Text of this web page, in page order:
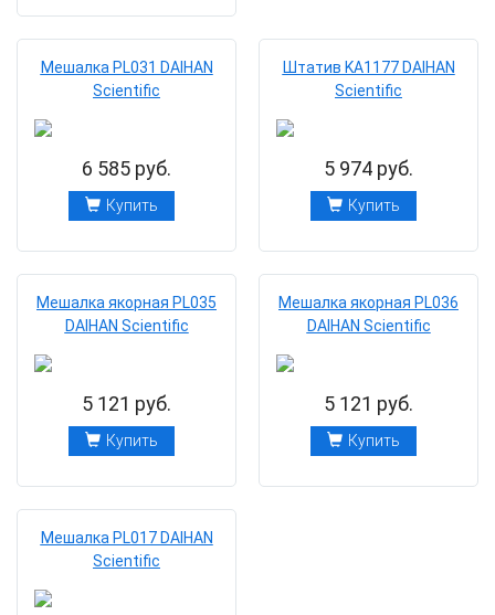
Мешалка PL031 DAIHAN
Scientific
6 585 руб.
Купить
Штатив KA1177 DAIHAN
Scientific
5 974 руб.
Купить
Мешалка якорная PL035
DAIHAN Scientific
5 121 руб.
Купить
Мешалка якорная PL036
DAIHAN Scientific
5 121 руб.
Купить
Мешалка PL017 DAIHAN
Scientific